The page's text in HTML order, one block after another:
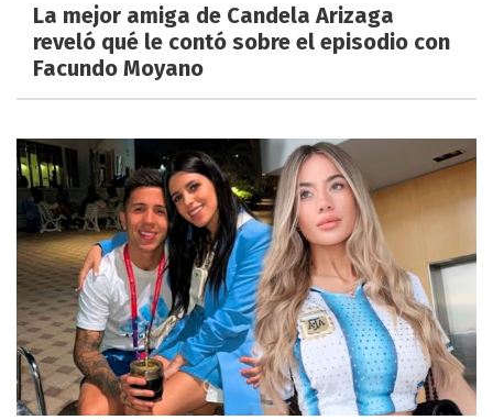
La mejor amiga de Candela Arizaga
reveló qué le contó sobre el episodio con
Facundo Moyano